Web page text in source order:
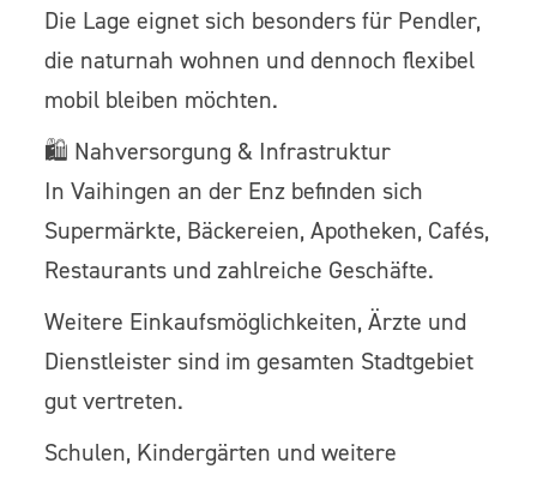
Die Lage eignet sich besonders für Pendler,
die naturnah wohnen und dennoch flexibel
mobil bleiben möchten.
🛍️ Nahversorgung & Infrastruktur
In Vaihingen an der Enz befinden sich
Supermärkte, Bäckereien, Apotheken, Cafés,
Restaurants und zahlreiche Geschäfte.
Weitere Einkaufsmöglichkeiten, Ärzte und
Dienstleister sind im gesamten Stadtgebiet
gut vertreten.
Schulen, Kindergärten und weitere